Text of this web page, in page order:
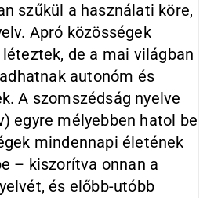
szűkül a használati köre,
Apró közösségek
de a mai világban
autonóm és
A szomszédság nyelve
egyre mélyebben hatol be
mindennapi életének
– kiszorítva onnan a
és előbb-utóbb